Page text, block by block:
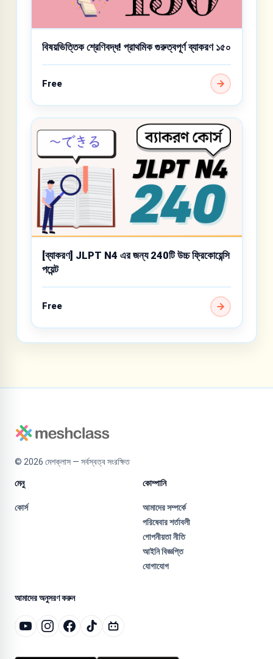
বিষয়ভিত্তিক শ্রেণিবদ্ধ! প্রাথমিক গুরুত্বপূর্ণ ব্যাকরণ ১৫০
Free
[ব্যাকরণ] JLPT N4 এর জন্য 240টি উচ্চ ফ্রিকোয়েন্সি
পয়েন্ট
Free
© 2026 মেশক্লাস — সর্বস্বত্ব সংরক্ষিত
মেনু
কোর্স
কোম্পানি
আমাদের সম্পর্কে
পরিষেবার শর্তাবলী
গোপনীয়তা নীতি
আইনি বিজ্ঞপ্তি
যোগাযোগ
আমাদের অনুসরণ করুন